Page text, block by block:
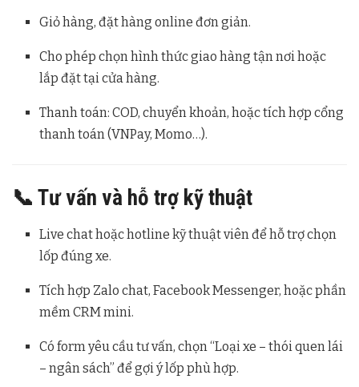
Giỏ hàng, đặt hàng online đơn giản.
Cho phép chọn hình thức giao hàng tận nơi hoặc
lắp đặt tại cửa hàng.
Thanh toán: COD, chuyển khoản, hoặc tích hợp cổng
thanh toán (VNPay, Momo…).
📞 Tư vấn và hỗ trợ kỹ thuật
Live chat hoặc hotline kỹ thuật viên để hỗ trợ chọn
lốp đúng xe.
Tích hợp Zalo chat, Facebook Messenger, hoặc phần
mềm CRM mini.
Có form yêu cầu tư vấn, chọn “Loại xe – thói quen lái
– ngân sách” để gợi ý lốp phù hợp.